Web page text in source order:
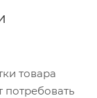
товара
потребовать